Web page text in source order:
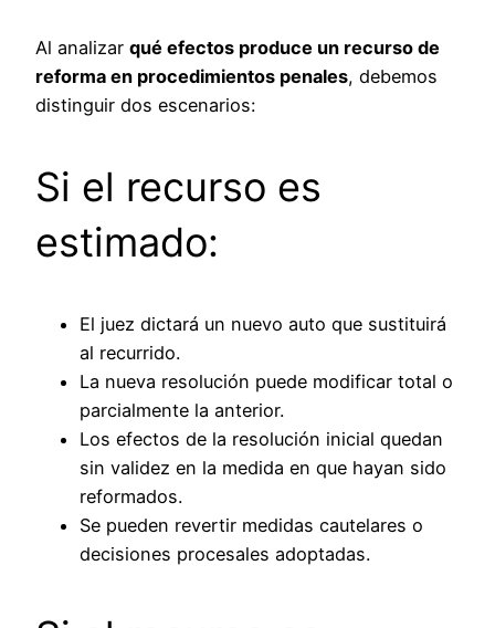
Al analizar qué efectos produce un recurso de
reforma en procedimientos penales, debemos
distinguir dos escenarios:
Si el recurso es
estimado:
El juez dictará un nuevo auto que sustituirá
al recurrido.
La nueva resolución puede modificar total o
parcialmente la anterior.
Los efectos de la resolución inicial quedan
sin validez en la medida en que hayan sido
reformados.
Se pueden revertir medidas cautelares o
decisiones procesales adoptadas.